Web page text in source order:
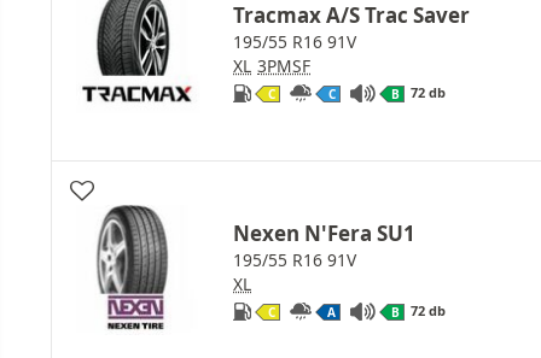
Tracmax A/S Trac Saver
195/55 R16 91V
XL 3PMSF
C C B 72 db
Nexen N'Fera SU1
195/55 R16 91V
XL
C A B 72 db